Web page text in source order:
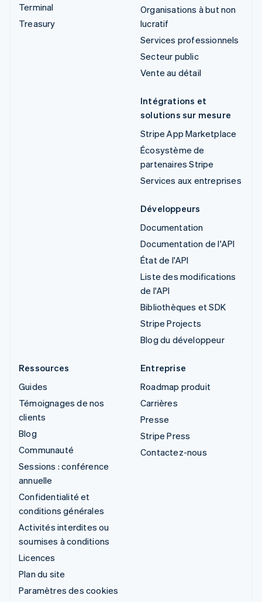
Terminal
Treasury
Organisations à but non
lucratif
Services professionnels
Secteur public
Vente au détail
Intégrations et
solutions sur mesure
Stripe App Marketplace
Écosystème de
partenaires Stripe
Services aux entreprises
Développeurs
Documentation
Documentation de l'API
État de l'API
Liste des modifications
de l'API
Bibliothèques et SDK
Stripe Projects
Blog du développeur
Ressources
Guides
Témoignages de nos
clients
Blog
Communauté
Sessions : conférence
annuelle
Confidentialité et
conditions générales
Activités interdites ou
soumises à conditions
Licences
Plan du site
Paramètres des cookies
Entreprise
Roadmap produit
Carrières
Presse
Stripe Press
Contactez-nous